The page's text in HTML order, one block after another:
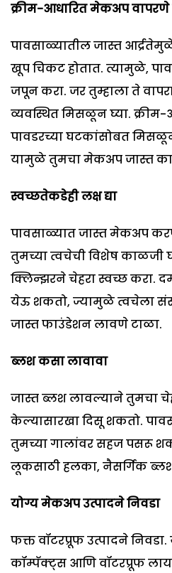
क्रीम-आधारित मेकअप वापरणे
पावसाळ्यातील जास्त
खूप चिकट होतात. त्यामुळे,
जपून करा. जर तुम्हाला ते
व्यवस्थित मिसळून घ्या.
पावडरच्या घटकांसोबत
यामुळे तुमचा मेकअप जास्त
स्वच्छतेकडेही लक्ष द्या
पावसाळ्यात जास्त मेकअप करणे
तुमच्या त्वचेची विशेष काळजी
क्लिन्झरने चेहरा स्वच्छ करा.
येऊ शकतो, ज्यामुळे त्वचेला
जास्त फाउंडेशन लावणे टाळा.
ब्लश कसा लावावा
जास्त ब्लश लावल्याने तुमचा
केल्यासारखा दिसू शकतो.
तुमच्या गालांवर सहज पसरू
लूकसाठी हलका, नैसर्गिक
योग्य मेकअप उत्पादने निवडा
फक्त वॉटरप्रूफ उत्पादने
कॉम्पॅक्ट्स आणि वॉटरप्रूफ